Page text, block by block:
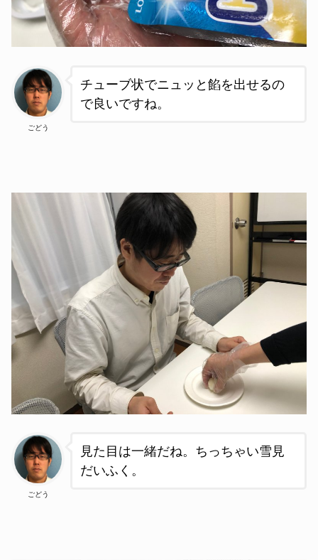
ごどう
チューブ状でニュッと餡を出せるの
で良いですね。
ごどう
見た目は一緒だね。ちっちゃい雪見
だいふく。